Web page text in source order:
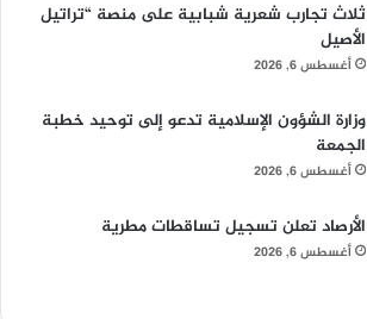
ثلاث تجارب شعرية شبابية على منصة “تراتيل
الأصيل
أغسطس 6, 2026
وزارة الشؤون الإسلامية تدعو إلى توحيد خطبة
الجمعة
أغسطس 6, 2026
الأرصاد تعلن تسجيل تساقطات مطرية
أغسطس 6, 2026